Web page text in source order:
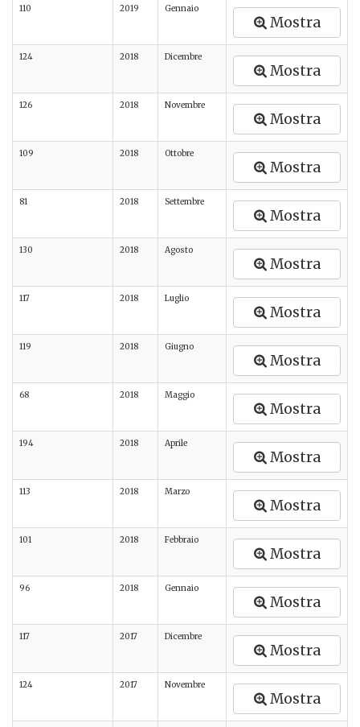
110 2019 Gennaio
Mostra
124 2018 Dicembre
Mostra
126 2018 Novembre
Mostra
109 2018 Ottobre
Mostra
81 2018 Settembre
Mostra
130 2018 Agosto
Mostra
117 2018 Luglio
Mostra
119 2018 Giugno
Mostra
68 2018 Maggio
Mostra
194 2018 Aprile
Mostra
113 2018 Marzo
Mostra
101 2018 Febbraio
Mostra
96 2018 Gennaio
Mostra
117 2017 Dicembre
Mostra
124 2017 Novembre
Mostra